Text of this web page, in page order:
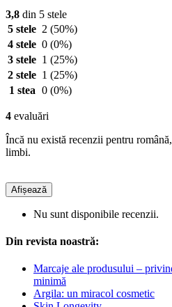
3,8 din 5 stele
5 stele 2 (50%)
4 stele 0 (0%)
3 stele 1 (25%)
2 stele 1 (25%)
1 stea 0 (0%)
4 evaluări
Încă nu există recenzii pentru
limbi.
Afișează
Nu sunt disponibile recenzii.
Din revista noastră:
Marcaje ale produsului –
minimă
Argila: un miracol cosmetic